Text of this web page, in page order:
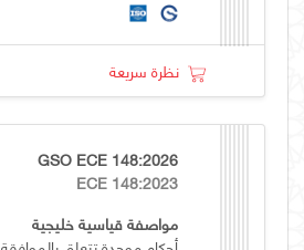
نظرة سريعة
GSO ECE 148:2026
ECE 148:2023
مواصفة قياسية خليجية